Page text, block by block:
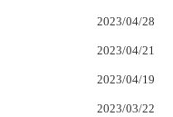
2023/04/28
2023/04/21
2023/04/19
2023/03/22